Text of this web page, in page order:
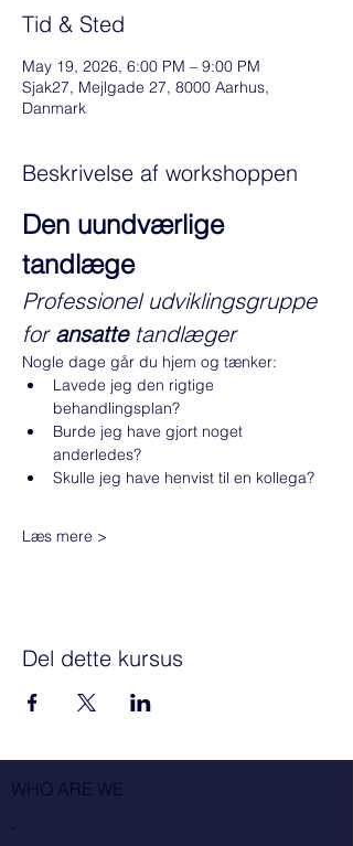
Tid & Sted
May 19, 2026, 6:00 PM – 9:00 PM
Sjak27, Mejlgade 27, 8000 Aarhus,
Danmark
Beskrivelse af workshoppen
Den uundværlige
tandlæge
Professionel udviklingsgruppe
for ansatte tandlæger
Nogle dage går du hjem og tænker:
Lavede jeg den rigtige
behandlingsplan?
Burde jeg have gjort noget
anderledes?
Skulle jeg have henvist til en kollega?
Læs mere >
Del dette kursus
WHO ARE WE